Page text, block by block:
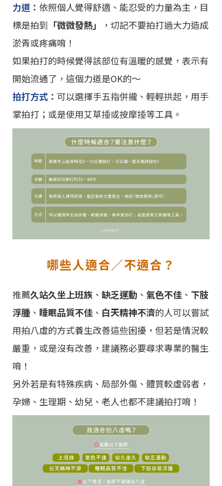
力道： 依照個人覺得舒適、能忍受的力量為主，目
標是拍到 「微微發熱」
，切記不要拍打過大力造成
淤青或疼痛唷！
如果拍打的時候覺得該部位有溫暖的感覺，表示有
開始流通了，這個力道是OK的～
拍打方式： 可以選擇手五指併攏、輕輕拱起，用手
掌拍打；或是使用艾草捶或按摩捶等工具。
哪些人適合／不適合？
推薦久站久坐上班族 、 缺乏運動 、 氣色不佳 、 下肢
浮腫 、 睡眠品質不佳 、 白天精神不濟的人可以嘗試
用拍八虛的方式養生改善這些困擾，但若是情況較
嚴重，或是沒有改善，建議務必要尋求專業的醫生
唷！
另外若是有特殊疾病、局部外傷、體質較虛弱者，
孕婦、生理期、幼兒、老人也都不建議拍打唷！